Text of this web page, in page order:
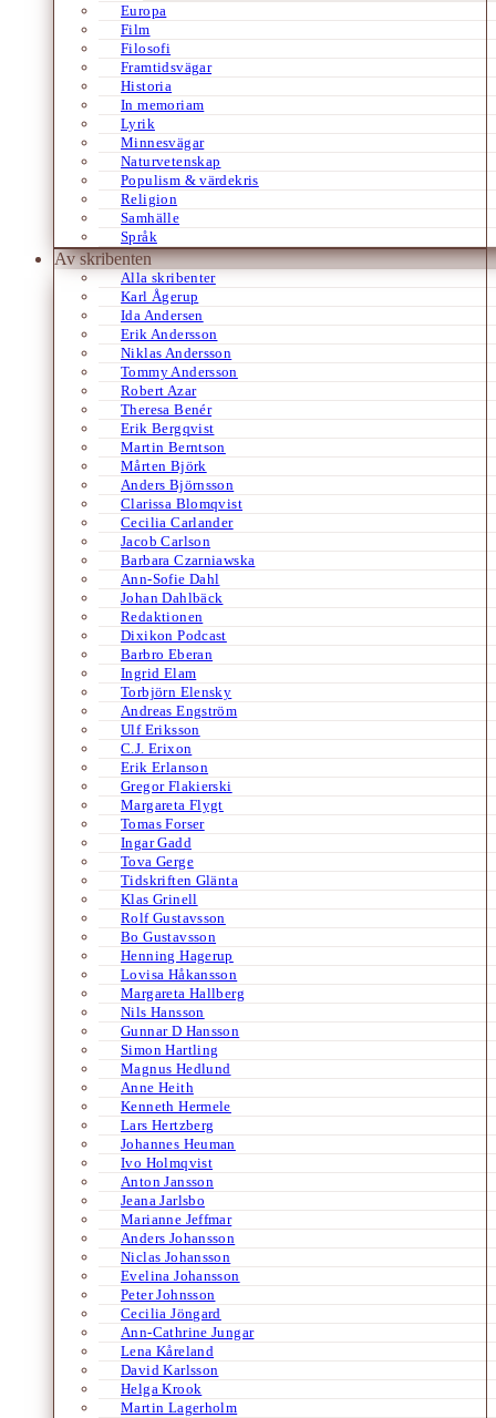
Europa
Film
Filosofi
Framtidsvägar
Historia
In memoriam
Lyrik
Minnesvägar
Naturvetenskap
Populism & värdekris
Religion
Samhälle
Språk
Av skribenten
Alla skribenter
Karl Ågerup
Ida Andersen
Erik Andersson
Niklas Andersson
Tommy Andersson
Robert Azar
Theresa Benér
Erik Bergqvist
Martin Berntson
Mårten Björk
Anders Björnsson
Clarissa Blomqvist
Cecilia Carlander
Jacob Carlson
Barbara Czarniawska
Ann-Sofie Dahl
Johan Dahlbäck
Redaktionen
Dixikon Podcast
Barbro Eberan
Ingrid Elam
Torbjörn Elensky
Andreas Engström
Ulf Eriksson
C.J. Erixon
Erik Erlanson
Gregor Flakierski
Margareta Flygt
Tomas Forser
Ingar Gadd
Tova Gerge
Tidskriften Glänta
Klas Grinell
Rolf Gustavsson
Bo Gustavsson
Henning Hagerup
Lovisa Håkansson
Margareta Hallberg
Nils Hansson
Gunnar D Hansson
Simon Hartling
Magnus Hedlund
Anne Heith
Kenneth Hermele
Lars Hertzberg
Johannes Heuman
Ivo Holmqvist
Anton Jansson
Jeana Jarlsbo
Marianne Jeffmar
Anders Johansson
Niclas Johansson
Evelina Johansson
Peter Johnsson
Cecilia Jöngard
Ann-Cathrine Jungar
Lena Kåreland
David Karlsson
Helga Krook
Martin Lagerholm